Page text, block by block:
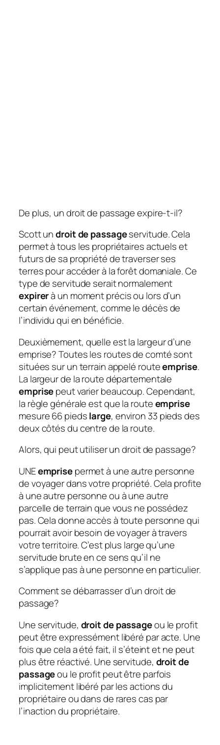
De plus, un droit de passage expire-t-il?
Scott undroit de passageservitude. Cela
permet à tous les propriétaires actuels et
futurs de sa propriété de traverser ses
terres pour accéder à la forêt domaniale. Ce
type de servitude serait normalement
expirerà un moment précis ou lors d’un
certain événement, comme le décès de
l’individu qui en bénéficie.
Deuxièmement, quelle est la largeur d’une
emprise?Toutes les routes de comté sont
situées sur un terrain appelé routeemprise.
La largeur de la route départementale
emprisepeut varier beaucoup. Cependant,
la règle générale est que la routeemprise
mesure 66 piedslarge, environ 33 pieds des
deux côtés du centre de la route.
Alors, qui peut utiliser un droit de passage?
UNEemprisepermet à une autre personne
de voyager dans votre propriété. Cela profite
à une autre personne ou à une autre
parcelle de terrain que vous ne possédez
pas. Cela donne accès à toute personne qui
pourrait avoir besoin de voyager à travers
votre territoire. C’est plus large qu’une
servitude brute en ce sens qu’il ne
s’applique pas à une personne en particulier.
Comment se débarrasser d’un droit de
passage?
Une servitude, droit de passageou le profit
peut être expressément libéré par acte. Une
fois que cela a été fait, il s’éteint et ne peut
plus être réactivé. Une servitude, droit de
passageou le profit peut être parfois
implicitement libéré par les actions du
propriétaire ou dans de rares cas par
l’inaction du propriétaire.